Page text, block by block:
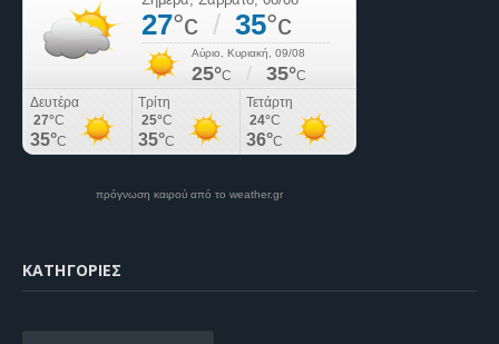
πρόγνωση καιρού από το weather.gr
KΑΤΗΓΟΡΊΕΣ